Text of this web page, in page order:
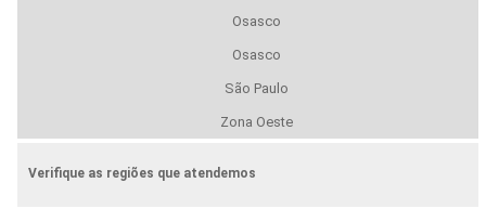
Osasco
Osasco
São Paulo
Zona Oeste
Verifique as regiões que atendemos